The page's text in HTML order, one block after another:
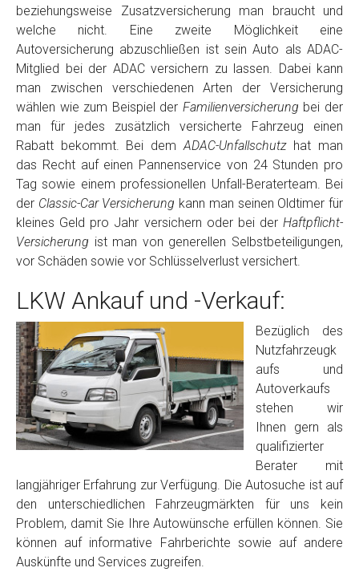
beziehungsweise Zusatzversicherung man braucht und
welche nicht. Eine zweite Möglichkeit eine
Autoversicherung abzuschließen ist sein Auto als ADAC-
Mitglied bei der ADAC versichern zu lassen. Dabei kann
man zwischen verschiedenen Arten der Versicherung
wählen wie zum Beispiel der Familienversicherung bei der
man für jedes zusätzlich versicherte Fahrzeug einen
Rabatt bekommt. Bei demADAC-Unfallschutzhat man
das Recht auf einen Pannenservice von 24 Stunden pro
Tag sowie einem professionellen Unfall-Beraterteam. Bei
der Classic-Car Versicherung kann man seinen Oldtimer für
kleines Geld pro Jahr versichern oder bei der Haftpflicht-
Versicherung ist man von generellen Selbstbeteiligungen,
vor Schäden sowie vor Schlüsselverlust versichert.
LKW Ankauf und -Verkauf:
Bezüglich des
Nutzfahrzeugk
aufs und
Autoverkaufs
stehen wir
Ihnen gern als
qualifizierter
Berater mit
langjähriger Erfahrung zur Verfügung. Die Autosuche ist auf
den unterschiedlichen Fahrzeugmärkten für uns kein
Problem, damit Sie Ihre Autowünsche erfüllen können. Sie
können auf informative Fahrberichte sowie auf andere
Auskünfte und Services zugreifen.